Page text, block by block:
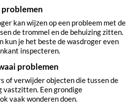
problemen
kan wijzen op een probleem met de
de trommel en de behuizing zitten.
kun je het beste de wasdroger even
inspecteren.
problemen
of verwijder objecten die tussen de
vastzitten. Een grondige
vaak wonderen doen.